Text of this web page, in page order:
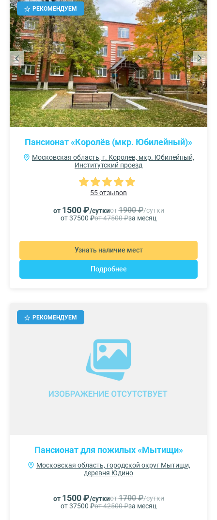
РЕКОМЕНДУЕМ
Пансионат «Королёв (мкр. Юбилейный)»
Московская область, г. Королев, мкр. Юбилейный,
Институтский проезд
55 отзывов
от 1500 ₽/суткиот1900 ₽/сутки
от 37500 ₽от 47500 ₽за месяц
Узнать наличие мест
Подробнее
РЕКОМЕНДУЕМ
Пансионат для пожилых «Мытищи»
Московская область, городской округ Мытищи,
деревня Юдино
от 1500 ₽/суткиот1700 ₽/сутки
от 37500 ₽от 42500 ₽за месяц